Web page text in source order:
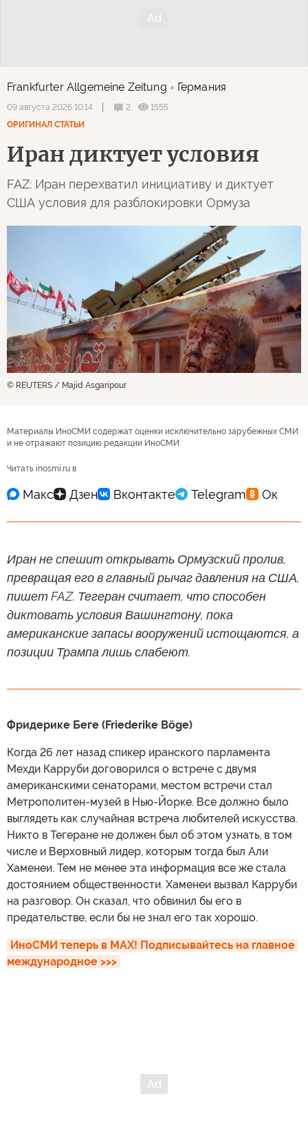
Frankfurter Allgemeine Zeitung Германия
09 августа 2026 10:14 2
1555
ОРИГИНАЛ СТАТЬИ
Иран диктует условия
FAZ: Иран перехватил инициативу и диктует
США условия для разблокировки Ормуза
© REUTERS / Majid Asgaripour
Материалы ИноСМИ содержат оценки исключительно зарубежных СМИ
и не отражают позицию редакции ИноСМИ
Читать inosmi.ru в
Иран не спешит открывать Ормузский пролив,
превращая его в главный рычаг давления на США,
пишет FAZ. Тегеран считает, что способен
диктовать условия Вашингтону, пока
американские запасы вооружений истощаются, а
позиции Трампа лишь слабеют.
Фридерике Беге (Friederike Böge)
Когда 26 лет назад спикер иранского парламента
Мехди Карруби договорился о встрече с двумя
американскими сенаторами, местом встречи стал
Метрополитен-музей в Нью-Йорке. Все должно было
выглядеть как случайная встреча любителей искусства.
Никто в Тегеране не должен был об этом узнать, в том
числе и Верховный лидер, которым тогда был Али
Хаменеи. Тем не менее эта информация все же стала
достоянием общественности. Хаменеи вызвал Карруби
на разговор. Он сказал, что обвинил бы его в
предательстве, если бы не знал его так хорошо.
ИноСМИ теперь в MAX! Подписывайтесь на главное
международное >>>